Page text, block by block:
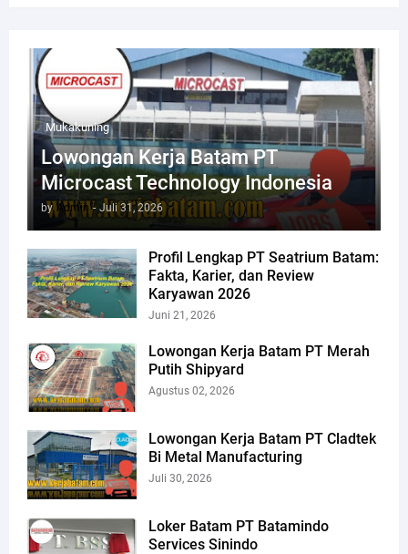
Mukakuning
Lowongan Kerja Batam PT
Microcast Technology Indonesia
by Admin - Juli 31, 2026
Profil Lengkap PT Seatrium Batam:
Fakta, Karier, dan Review
Karyawan 2026
Juni 21, 2026
Lowongan Kerja Batam PT Merah
Putih Shipyard
Agustus 02, 2026
Lowongan Kerja Batam PT Cladtek
Bi Metal Manufacturing
Juli 30, 2026
Loker Batam PT Batamindo
Services Sinindo